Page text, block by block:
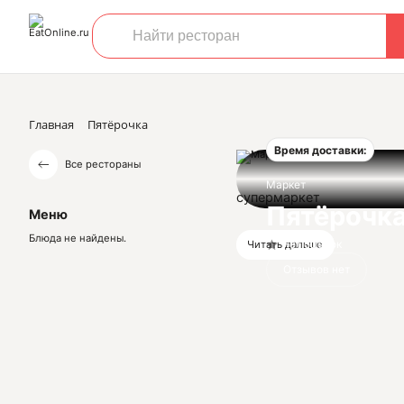
Главная Пятёрочка
Все рестораны
Меню
Блюда не найдены.
Время доставки:
Маркет
Нет оценок
супермаркет
Читать дальше